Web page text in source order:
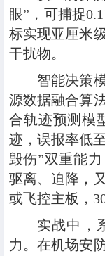
眼”，可捕捉
标实现亚厘米
干扰物。
智能决策
源数据融合算
合轨迹预测模
迹，误报率低
毁伤”双重能
驱离、迫降，
或飞控主板，
实战中，
力。在机场安